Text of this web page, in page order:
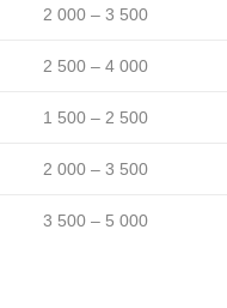
2 000 – 3 500
2 500 – 4 000
1 500 – 2 500
2 000 – 3 500
3 500 – 5 000